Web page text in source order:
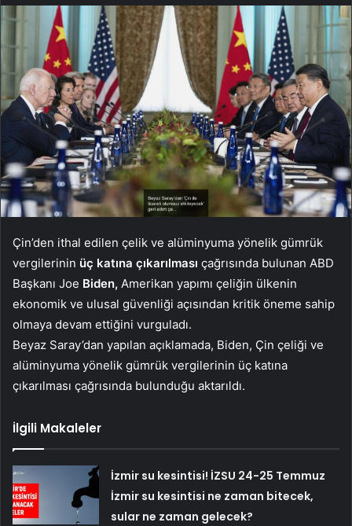
Çin’den ithal edilen çelik ve alüminyuma yönelik gümrük
vergilerinin üç katına çıkarılması çağrısında bulunan ABD
Başkanı Joe Biden, Amerikan yapımı çeliğin ülkenin
ekonomik ve ulusal güvenliği açısından kritik öneme sahip
olmaya devam ettiğini vurguladı.
Beyaz Saray’dan yapılan açıklamada, Biden, Çin çeliği ve
alüminyuma yönelik gümrük vergilerinin üç katına
çıkarılması çağrısında bulunduğu aktarıldı.
İlgili Makaleler
İzmir su kesintisi! İZSU 24-25 Temmuz
İzmir su kesintisi ne zaman bitecek,
sular ne zaman gelecek?